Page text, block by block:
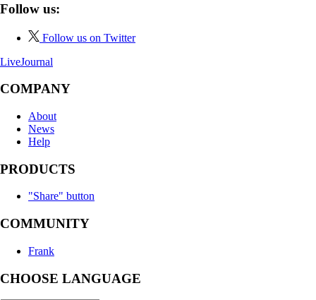
Follow us:
Follow us on Twitter
LiveJournal
COMPANY
About
News
Help
PRODUCTS
"Share" button
COMMUNITY
Frank
CHOOSE LANGUAGE